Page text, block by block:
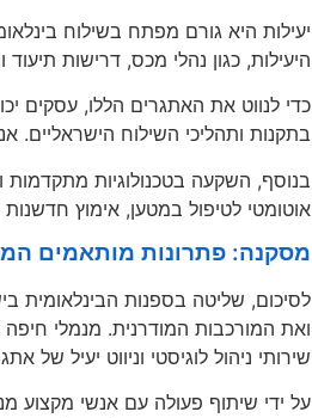
יעילות היא גורם מפתח בשילוח
היעילות, כגון נהלי מכס, דרישות
כדי לנווט את האתגרים הללו, עסקים
בתקנות ותהליכי השילוח הישראליים.
בנוסף, השקעה בטכנולוגיות מתקדמות
אוטומטי לטיפול במטען, אימוץ חדשנות
מסקנה: פתרונות מותאמים
לסיכום, שליטה בספנות הבינלאומית
ואת המורכבות המודרנית. מנמלי חיפה
שירותי ניהול לוגיסטי וניווט יעיל
על ידי שיתוף פעולה עם אנשי מקצוע